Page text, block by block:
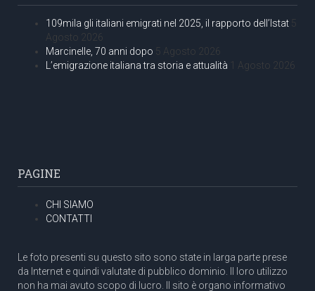
109mila gli italiani emigrati nel 2025, il rapporto dell’Istat 5
Agosto 2026
Marcinelle, 70 anni dopo 5 Agosto 2026
L’emigrazione italiana tra storia e attualità 1 Agosto 2026
PAGINE
CHI SIAMO
CONTATTI
Le foto presenti su questo sito sono state in larga parte prese
da Internet e quindi valutate di pubblico dominio. Il loro utilizzo
non ha mai avuto scopo di lucro. Il sito è organo informativo